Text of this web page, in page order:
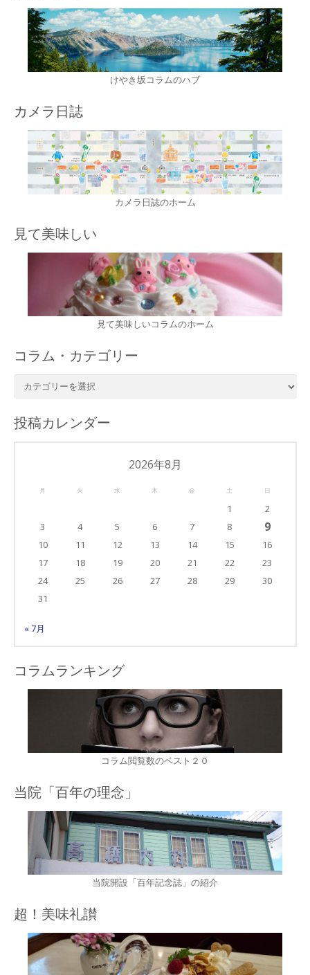
けやき坂コラムのハブ
カメラ日誌
カメラ日誌のホーム
見て美味しい
見て美味しいコラムのホーム
コラム・カテゴリー
ム・
カ
投稿カレンダー
2026年8月
月 火 水 木 金 土 日
1
2
3
4 5 6 7 8 9
10 11 12 13 14 15
16
17
18 19 20 21 22
23
24
25 26 27 28 29
30
31
« 7月
コラムランキング
コラム閲覧数のベスト２０
当院「百年の理念」
当院開設「百年記念誌」の紹介
超！美味礼讃